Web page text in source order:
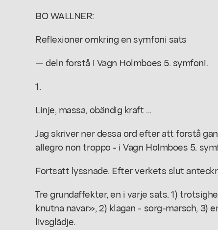
BO WALLNER:
Reflexioner omkring en symfoni sats
— deln forstå i Vagn Holmboes 5. symfoni.
1.
Linje, massa, obändig kraft ...
Jag skriver ner dessa ord efter att forstå
allegro non troppo - i Vagn Holmboes 5.
Fortsatt lyssnade. Efter verkets slut
Tre grundaffekter, en i varje sats. 1)
knutna navar», 2) klagan - sorg-marsch, 3)
livsglädje.